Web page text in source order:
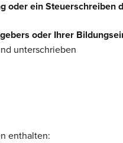
oder ein Steuerschreiben
oder Ihrer
unterschrieben
enthalten: